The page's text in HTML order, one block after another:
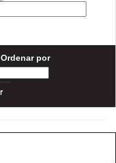
Ordenar por